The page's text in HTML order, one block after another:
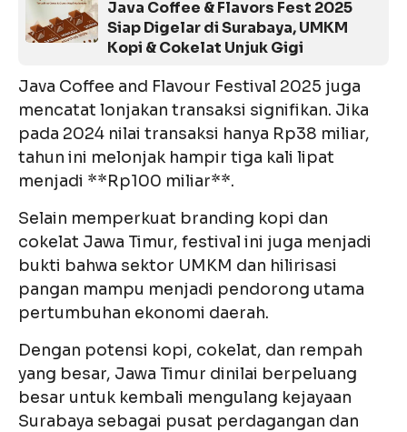
Java Coffee & Flavors Fest 2025
Siap Digelar di Surabaya, UMKM
Kopi & Cokelat Unjuk Gigi
Java Coffee and Flavour Festival 2025 juga
mencatat lonjakan transaksi signifikan. Jika
pada 2024 nilai transaksi hanya Rp38 miliar,
tahun ini melonjak hampir tiga kali lipat
menjadi **Rp100 miliar**.
Selain memperkuat branding kopi dan
cokelat Jawa Timur, festival ini juga menjadi
bukti bahwa sektor UMKM dan hilirisasi
pangan mampu menjadi pendorong utama
pertumbuhan ekonomi daerah.
Dengan potensi kopi, cokelat, dan rempah
yang besar, Jawa Timur dinilai berpeluang
besar untuk kembali mengulang kejayaan
Surabaya sebagai pusat perdagangan dan